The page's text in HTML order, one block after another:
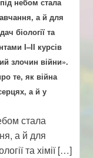
а й для
біології та
І–ІІ курсів
злочин війни».
те, як війна
а й у
стала
а й для
та хімії […]